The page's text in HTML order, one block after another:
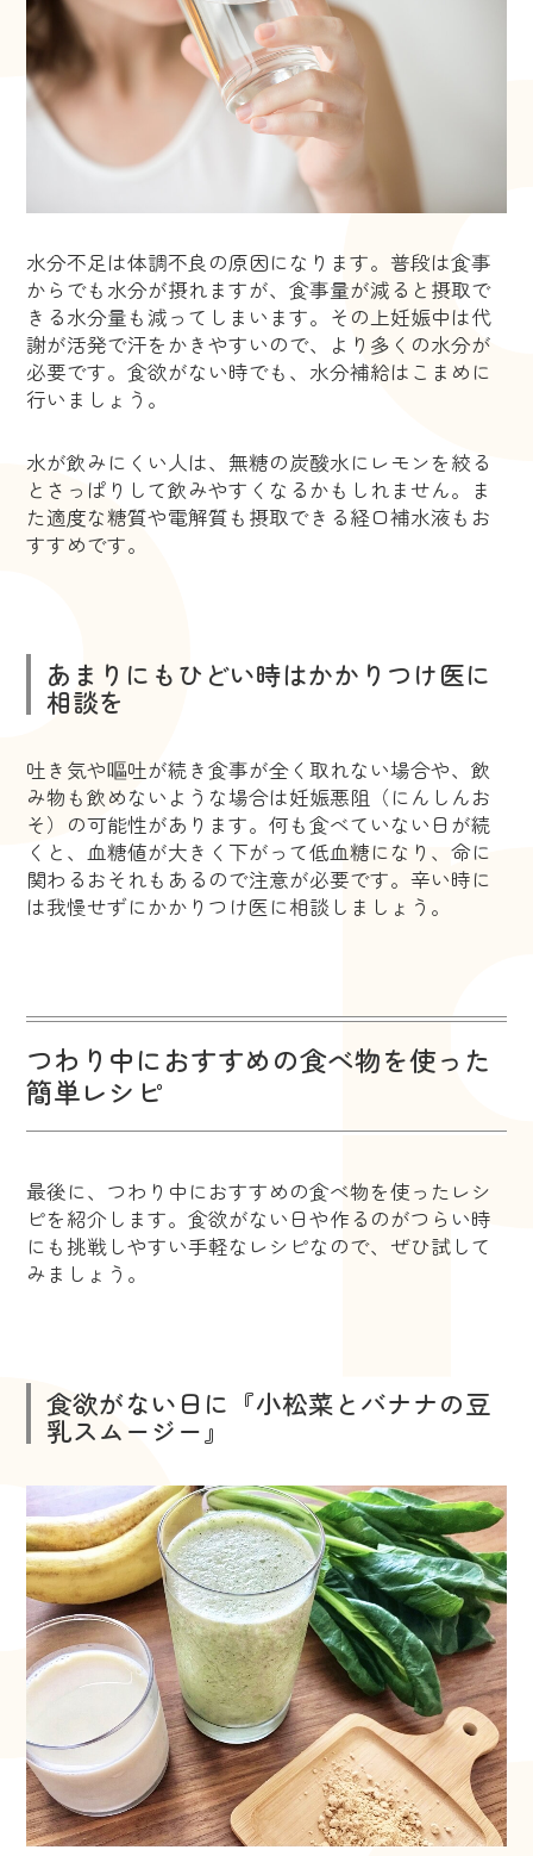
水分不足は体調不良の原因になります。普段は食事
からでも水分が摂れますが、食事量が減ると摂取で
きる水分量も減ってしまいます。その上妊娠中は代
謝が活発で汗をかきやすいので、より多くの水分が
必要です。食欲がない時でも、水分補給はこまめに
行いましょう。
水が飲みにくい人は、無糖の炭酸水にレモンを絞る
とさっぱりして飲みやすくなるかもしれません。ま
た適度な糖質や電解質も摂取できる経口補水液もお
すすめです。
あまりにもひどい時はかかりつけ医に
相談を
吐き気や嘔吐が続き食事が全く取れない場合や、飲
み物も飲めないような場合は妊娠悪阻（にんしんお
そ）の可能性があります。何も食べていない日が続
くと、血糖値が大きく下がって低血糖になり、命に
関わるおそれもあるので注意が必要です。辛い時に
は我慢せずにかかりつけ医に相談しましょう。
つわり中におすすめの食べ物を使った
簡単レシピ
最後に、つわり中におすすめの食べ物を使ったレシ
ピを紹介します。食欲がない日や作るのがつらい時
にも挑戦しやすい手軽なレシピなので、ぜひ試して
みましょう。
食欲がない日に『小松菜とバナナの豆
乳スムージー』